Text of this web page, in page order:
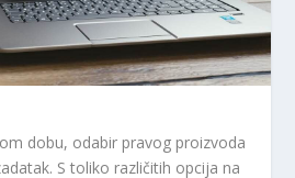
dobu, odabir pravog proizvoda
S toliko različitih opcija na